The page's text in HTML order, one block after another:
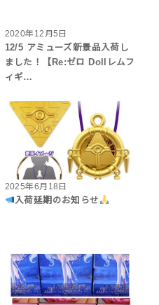
2020年12月5日
12/5 アミューズ新景品入荷し
ました！【Re:ゼロ Dollレムフ
ィギ…
2025年6月18日
入荷延期のお知らせ